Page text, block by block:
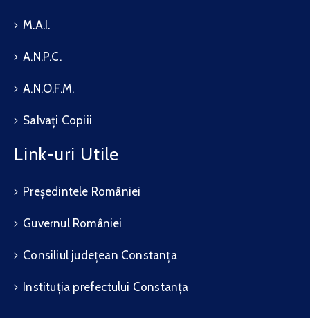
M.A.I.
A.N.P.C.
A.N.O.F.M.
Salvați Copiii
Link-uri Utile
Președintele României
Guvernul României
Consiliul județean Constanța
Instituția prefectului Constanța